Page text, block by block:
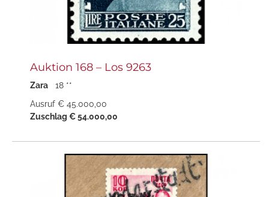
Auktion 168 – Los 9263
Zara 18 **
Ausruf € 45.000,00
Zuschlag € 54.000,00